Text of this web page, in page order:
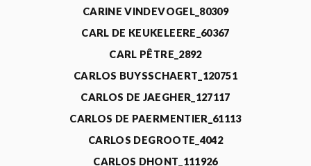
CARINE VINDEVOGEL_80309
CARL DE KEUKELEERE_60367
CARL PÊTRE_2892
CARLOS BUYSSCHAERT_120751
CARLOS DE JAEGHER_127117
CARLOS DE PAERMENTIER_61113
CARLOS DEGROOTE_4042
CARLOS DHONT_111926